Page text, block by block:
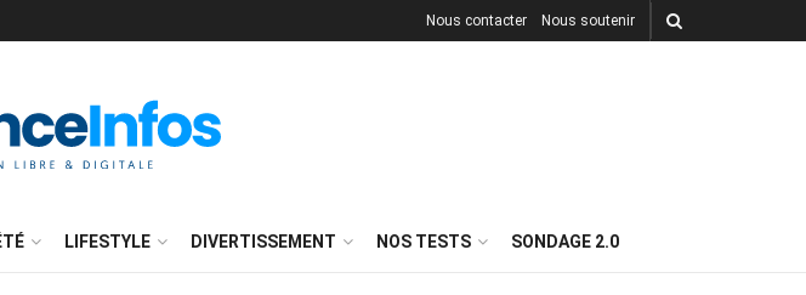
Nous contacter Nous soutenir
LIFESTYLE DIVERTISSEMENT NOS TESTS SONDAGE 2.0